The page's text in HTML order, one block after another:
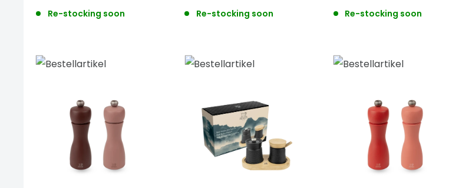
Re-stocking soon
Re-stocking soon
Re-stocking soon